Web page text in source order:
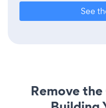
See
Remove